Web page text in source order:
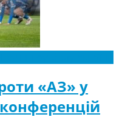
«АЗ» у